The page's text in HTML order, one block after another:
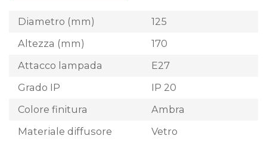
Diametro (mm)
125
Altezza (mm)
170
Attacco lampada
E27
Grado IP
IP 20
Colore finitura
Ambra
Materiale diffusore
Vetro